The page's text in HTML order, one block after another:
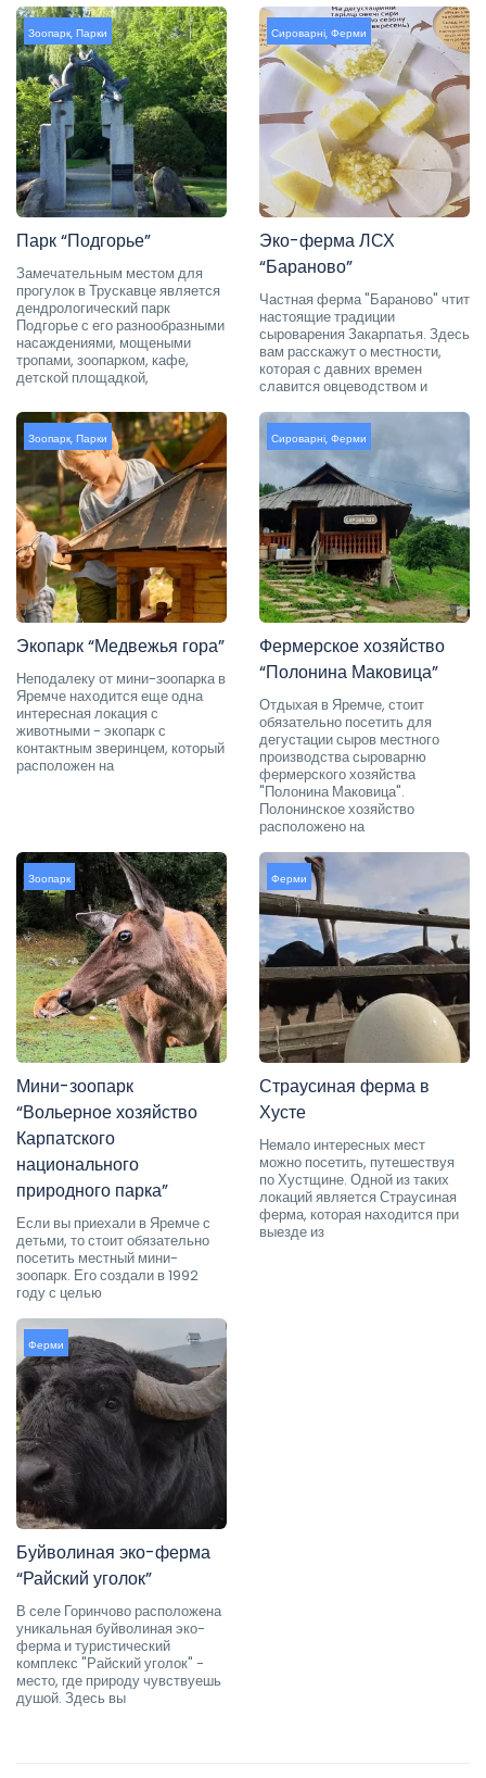
Зоопарк, Парки
Парк “Подгорье”
Замечательным местом для
прогулок в Трускавце является
дендрологический парк
Подгорье с его разнообразными
насаждениями, мощеными
тропами, зоопарком, кафе,
детской площадкой,
Сироварні, Ферми
Эко-ферма ЛСХ
“Бараново”
Частная ферма "Бараново" чтит
настоящие традиции
сыроварения Закарпатья. Здесь
вам расскажут о местности,
которая с давних времен
славится овцеводством и
Зоопарк, Парки
Экопарк “Медвежья гора”
Неподалеку от мини-зоопарка в
Яремче находится еще одна
интересная локация с
животными - экопарк с
контактным зверинцем, который
расположен на
Сироварні, Ферми
Фермерское хозяйство
“Полонина Маковица”
Отдыхая в Яремче, стоит
обязательно посетить для
дегустации сыров местного
производства сыроварню
фермерского хозяйства
"Полонина Маковица".
Полонинское хозяйство
расположено на
Зоопарк
Мини-зоопарк
“Вольерное хозяйство
Карпатского
национального
природного парка”
Если вы приехали в Яремче с
детьми, то стоит обязательно
посетить местный мини-
зоопарк. Его создали в 1992
году с целью
Ферми
Страусиная ферма в
Хусте
Немало интересных мест
можно посетить, путешествуя
по Хустщине. Одной из таких
локаций является Страусиная
ферма, которая находится при
выезде из
Ферми
Буйволиная эко-ферма
“Райский уголок”
В селе Горинчово расположена
уникальная буйволиная эко-
ферма и туристический
комплекс "Райский уголок" -
место, где природу чувствуешь
душой. Здесь вы